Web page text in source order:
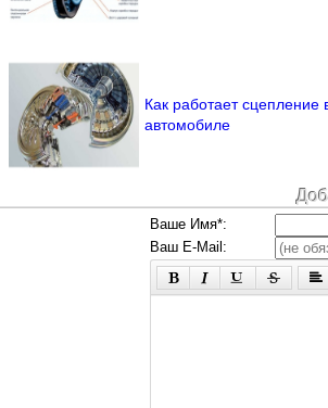
Как работает сцепление
автомобиле
Ваше Имя*:
Ваш E-Mail: